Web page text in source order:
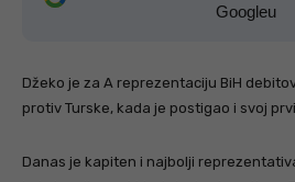
Googleu
Džeko je za A reprezentaciju BiH
protiv Turske, kada je postigao i svoj
Danas je kapiten i najbolji